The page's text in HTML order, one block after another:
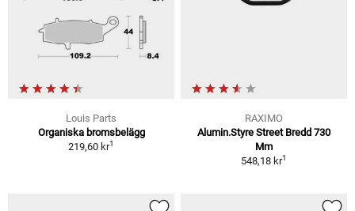
Louis Parts
Organiska bromsbelägg
219,60 kr1
RAXIMO
Alumin.Styre Street Bredd 730
Mm
548,18 kr1